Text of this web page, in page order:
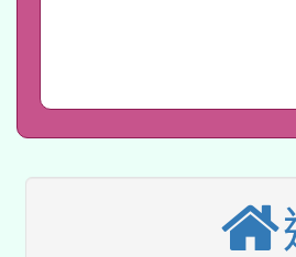
用水績優
桃園市孔
2026年桃
本校115學
招甄選結果
適應運動共
本館辦理
暨閱讀推動
科技賦能─